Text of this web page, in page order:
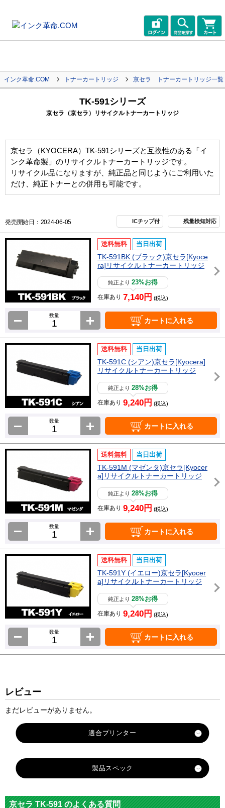
インク革命.COM トナーカートリッジ 京セラ トナーカートリッジ一覧
TK-591シリーズ
京セラ（京セラ）リサイクルトナーカートリッジ
京セラ（KYOCERA）TK-591シリーズと互換性のある「イ
ンク革命製」のリサイクルトナーカートリッジです。
リサイクル品になりますが、純正品と同じようにご利用いた
だけ、純正トナーとの併用も可能です。
発売開始日：2024-06-05 ICチップ付 残量検知対応
送料無料 当日出荷
TK-591BK (ブラック)京セラ[Kyoce
ra]リサイクルトナーカートリッジ
純正より23%お得
在庫あり 7,140円 (税込)
数量
カートに入れる
送料無料 当日出荷
TK-591C (シアン)京セラ[Kyocera]
リサイクルトナーカートリッジ
純正より28%お得
在庫あり 9,240円 (税込)
数量
カートに入れる
送料無料 当日出荷
TK-591M (マゼンタ)京セラ[Kyocer
a]リサイクルトナーカートリッジ
純正より28%お得
在庫あり 9,240円 (税込)
数量
カートに入れる
送料無料 当日出荷
TK-591Y (イエロー)京セラ[Kyocer
a]リサイクルトナーカートリッジ
純正より28%お得
在庫あり 9,240円 (税込)
数量
カートに入れる
レビュー
まだレビューがありません。
適合プリンター
製品スペック
メーカ
京セラ
京セラ TK-591 のよくある質問